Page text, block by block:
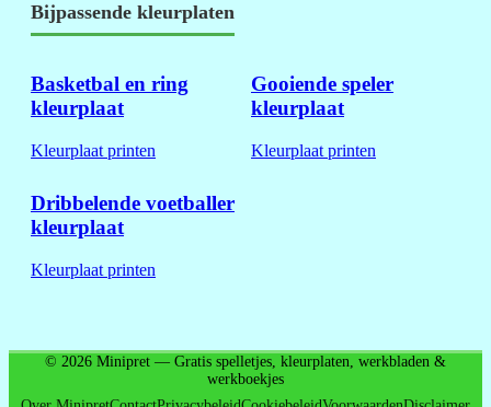
Bijpassende kleurplaten
Basketbal en ring
kleurplaat
Kleurplaat printen
Gooiende speler
kleurplaat
Kleurplaat printen
Dribbelende voetballer
kleurplaat
Kleurplaat printen
© 2026 Minipret — Gratis spelletjes, kleurplaten, werkbladen &
werkboekjes